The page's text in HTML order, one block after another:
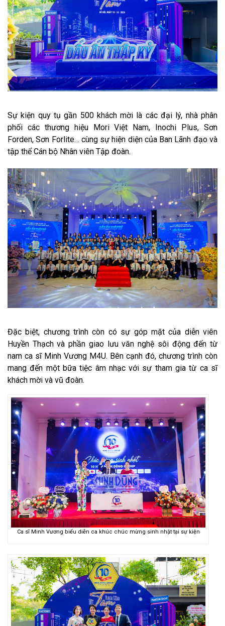
Sự kiện quy tụ gần 500 khách mời là các đại lý, nhà phân
phối các thương hiệu Mori Việt Nam, Inochi Plus, Sơn
Forden, Sơn Forlite… cùng sự hiện diện của Ban Lãnh đạo và
tập thể Cán bộ Nhân viên Tập đoàn.
Đặc biệt, chương trình còn có sự góp mặt của diễn viên
Huyền Thạch và phần giao lưu văn nghệ sôi động đến từ
nam ca sĩ Minh Vương M4U. Bên cạnh đó, chương trình còn
mang đến một bữa tiệc âm nhạc với sự tham gia từ ca sĩ
khách mời và vũ đoàn.
Ca sĩ Minh Vương biểu diễn ca khúc chúc mừng sinh nhật tại sự kiện